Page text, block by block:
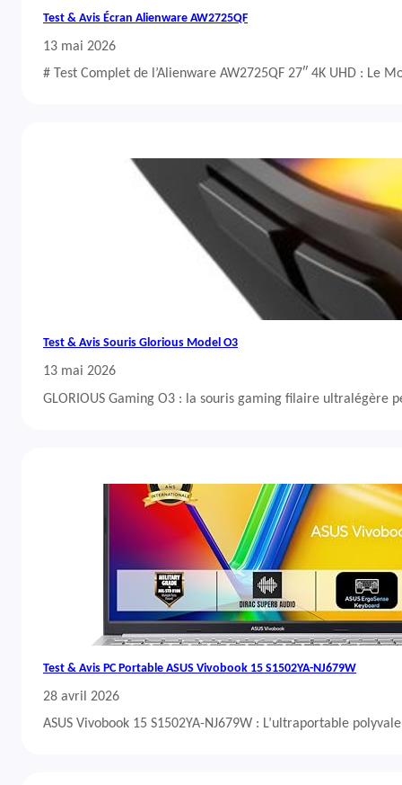
Test & Avis Écran Alienware AW2725QF
13 mai 2026
# Test Complet de l’Alienware AW2725QF 27″ 4K UHD : Le
Test & Avis Souris Glorious Model O3
13 mai 2026
GLORIOUS Gaming O3 : la souris gaming filaire ultralégère
Test & Avis PC Portable ASUS Vivobook 15 S1502YA-NJ679W
28 avril 2026
ASUS Vivobook 15 S1502YA-NJ679W : L’ultraportable